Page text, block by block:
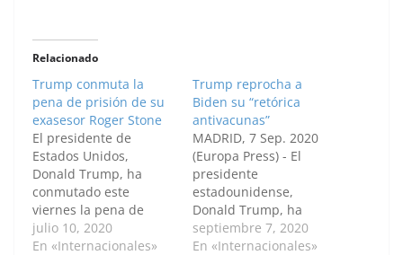
Relacionado
Trump conmuta la
pena de prisión de su
exasesor Roger Stone
El presidente de
Estados Unidos,
Donald Trump, ha
conmutado este
viernes la pena de
prisión que estaba
impuesta contra su
julio 10, 2020
En «Internacionales»
Trump reprocha a
Biden su “retórica
antivacunas”
MADRID, 7 Sep. 2020
(Europa Press) - El
presidente
estadounidense,
Donald Trump, ha
criticado al candidato
presidencial
septiembre 7, 2020
En «Internacionales»